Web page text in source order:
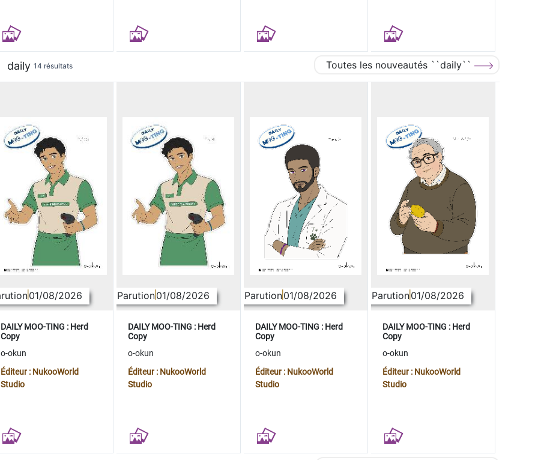
daily 14 résultats Toutes les nouveautés ``daily``
01/08/2026
DAILY MOO-TING : Herd
Copy
o-okun
Éditeur : NukooWorld
Studio
Parution01/08/2026
DAILY MOO-TING : Herd
Copy
o-okun
Éditeur : NukooWorld
Studio
Parution01/08/2026
DAILY MOO-TING : Herd
Copy
o-okun
Éditeur : NukooWorld
Studio
Parution01/08/2026
DAILY MOO-TING : Herd
Copy
o-okun
Éditeur : NukooWorld
Studio